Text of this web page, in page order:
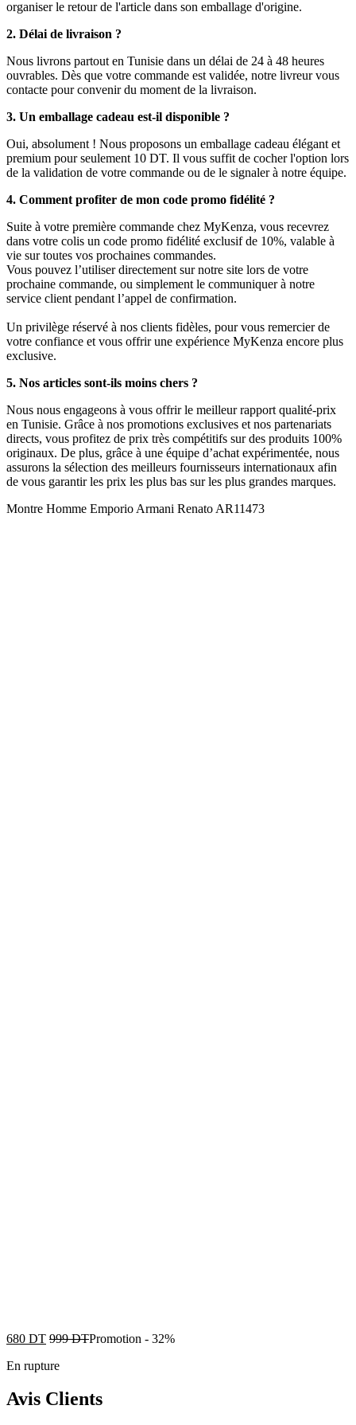
organiser le retour de l'article dans son emballage d'origine.
2. Délai de livraison ?
Nous livrons partout en Tunisie dans un délai de 24 à 48 heures
ouvrables. Dès que votre commande est validée, notre livreur vous
contacte pour convenir du moment de la livraison.
3. Un emballage cadeau est-il disponible ?
Oui, absolument ! Nous proposons un emballage cadeau élégant et
premium pour seulement 10 DT. Il vous suffit de cocher l'option lors
de la validation de votre commande ou de le signaler à notre équipe.
4. Comment profiter de mon code promo fidélité ?
Suite à votre première commande chez MyKenza, vous recevrez
dans votre colis un code promo fidélité exclusif de 10%, valable à
vie sur toutes vos prochaines commandes.
Vous pouvez l’utiliser directement sur notre site lors de votre
prochaine commande, ou simplement le communiquer à notre
service client pendant l’appel de confirmation.
Un privilège réservé à nos clients fidèles, pour vous remercier de
votre confiance et vous offrir une expérience MyKenza encore plus
exclusive.
5. Nos articles sont-ils moins chers ?
Nous nous engageons à vous offrir le meilleur rapport qualité-prix
en Tunisie. Grâce à nos promotions exclusives et nos partenariats
directs, vous profitez de prix très compétitifs sur des produits 100%
originaux. De plus, grâce à une équipe d’achat expérimentée, nous
assurons la sélection des meilleurs fournisseurs internationaux afin
de vous garantir les prix les plus bas sur les plus grandes marques.
Montre Homme Emporio Armani Renato AR11473
680 DT 999DTPromotion - 32%
En rupture
Avis Clients